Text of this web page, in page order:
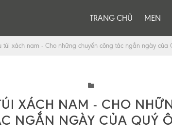
TRANG CHỦ MEN
túi xách nam - Cho những chuyến công tác ngắn ngày của
XÁCH NAM - CHO
NGẮN NGÀY CỦA QUÝ